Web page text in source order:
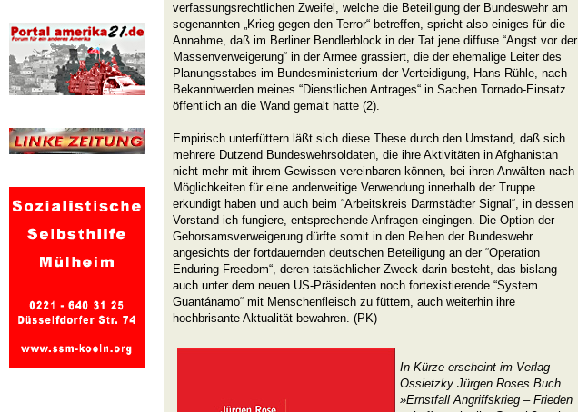
verfassungsrechtlichen Zweifel, welche die Beteiligung der Bundeswehr am
sogenannten „Krieg gegen den Terror“ betreffen, spricht also einiges für die
Annahme, daß im Berliner Bendlerblock in der Tat jene diffuse “Angst vor der
Massenverweigerung“ in der Armee grassiert, die der ehemalige Leiter des
Planungsstabes im Bundesministerium der Verteidigung, Hans Rühle, nach
Bekanntwerden meines “Dienstlichen Antrages“ in Sachen Tornado-Einsatz
öffentlich an die Wand gemalt hatte (2).
Empirisch unterfüttern läßt sich diese These durch den Umstand, daß sich
mehrere Dutzend Bundeswehrsoldaten, die ihre Aktivitäten in Afghanistan
nicht mehr mit ihrem Gewissen vereinbaren können, bei ihren Anwälten nach
Möglichkeiten für eine anderweitige Verwendung innerhalb der Truppe
erkundigt haben und auch beim “Arbeitskreis Darmstädter Signal“, in dessen
Vorstand ich fungiere, entsprechende Anfragen eingingen. Die Option der
Gehorsamsverweigerung dürfte somit in den Reihen der Bundeswehr
angesichts der fortdauernden deutschen Beteiligung an der “Operation
Enduring Freedom“, deren tatsächlicher Zweck darin besteht, das bislang
auch unter dem neuen US-Präsidenten noch fortexistierende “System
Guantánamo“ mit Menschenfleisch zu füttern, auch weiterhin ihre
hochbrisante Aktualität bewahren. (PK)
In Kürze erscheint im Verlag
Ossietzky Jürgen Roses Buch
»Ernstfall Angriffskrieg – Frieden